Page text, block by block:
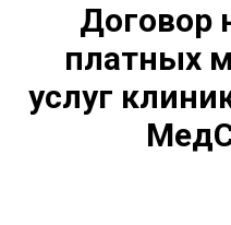
Договор
платных
услуг